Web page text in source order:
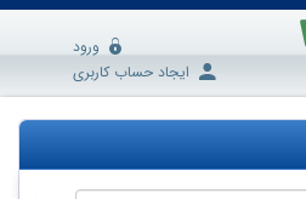
ورود
ایجاد حساب کاربری